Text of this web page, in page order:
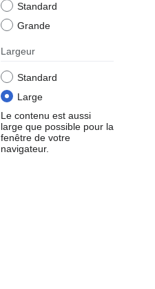
Standard
Grande
Largeur
Standard
Large
Le contenu est aussi
large que possible pour la
fenêtre de votre
navigateur.